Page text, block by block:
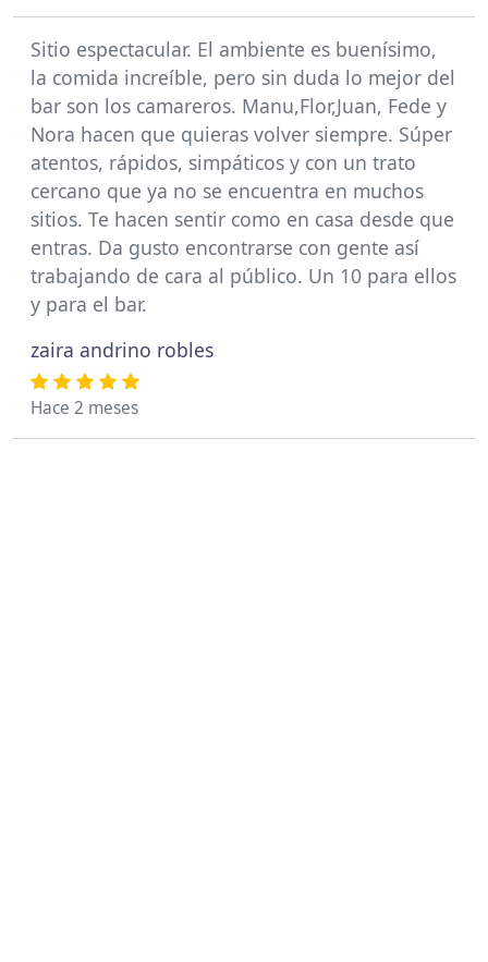
Sitio espectacular. El ambiente es buenísimo,
la comida increíble, pero sin duda lo mejor del
bar son los camareros. Manu,Flor,Juan, Fede y
Nora hacen que quieras volver siempre. Súper
atentos, rápidos, simpáticos y con un trato
cercano que ya no se encuentra en muchos
sitios. Te hacen sentir como en casa desde que
entras. Da gusto encontrarse con gente así
trabajando de cara al público. Un 10 para ellos
y para el bar.
zaira andrino robles
Hace 2 meses